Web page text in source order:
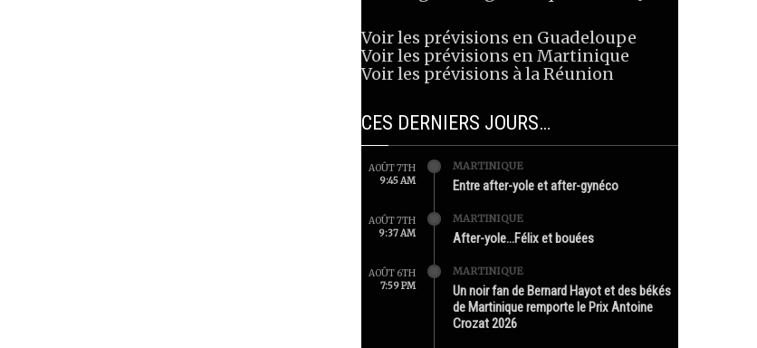
Voir les prévisions en Guadeloupe
Voir les prévisions en Martinique
Voir les prévisions à la Réunion
CES DERNIERS JOURS…
AOÛT 7TH
9:45 AM
MARTINIQUE
Entre after-yole et after-gynéco
AOÛT 7TH
9:37 AM
MARTINIQUE
After-yole…Félix et bouées
AOÛT 6TH
7:59 PM
MARTINIQUE
Un noir fan de Bernard Hayot et des békés
de Martinique remporte le Prix Antoine
Crozat 2026